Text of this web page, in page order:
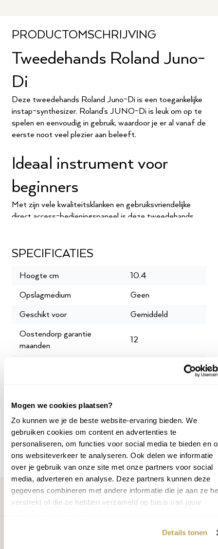
Mogen we cookies plaatsen?
Zo kunnen we je de beste website-ervaring bieden. We
gebruiken cookies om content en advertenties te
personaliseren, om functies voor social media te bieden en
ons websiteverkeer te analyseren. Ook delen we informatie
over je gebruik van onze site met onze partners voor social
media, adverteren en analyse. Deze partners kunnen deze
gegevens combineren met andere informatie die je aan ze
verstrekt of die ze hebben verzameld op basis van jouw
Details tonen
PRODUCTOMSCHRIJVING
Tweedehands Roland Juno-
Di
Deze tweedehands Roland Juno-Di is een toegankelijke
instap-synthesizer. Roland’s JUNO-Di is leuk om op te
spelen en eenvoudig in gebruik, waardoor je er al vanaf de
eerste noot veel plezier aan beleeft.
Ideaal instrument voor
beginners
Met zijn vele kwaliteitsklanken en gebruiksvriendelijke
direct access-bedieningspaneel is deze tweedehands
indrukwekkende performances. Bovendien is hij klein, licht
synthesizer gemakkelijk overal mee naartoe neemt.
Roland Technology Center
uitgeroepen tot officieel Roland Technology Center. Dit
betekent dat wij kennis van zaken hebben en een
SPECIFICATIES
Hoogte cm
10.4
Opslagmedium
Geen
Geschikt voor
Gemiddeld
Oostendorp garantie
maanden
12
SKU
E0E9481
Meer specificaties
Misschien ook interessant